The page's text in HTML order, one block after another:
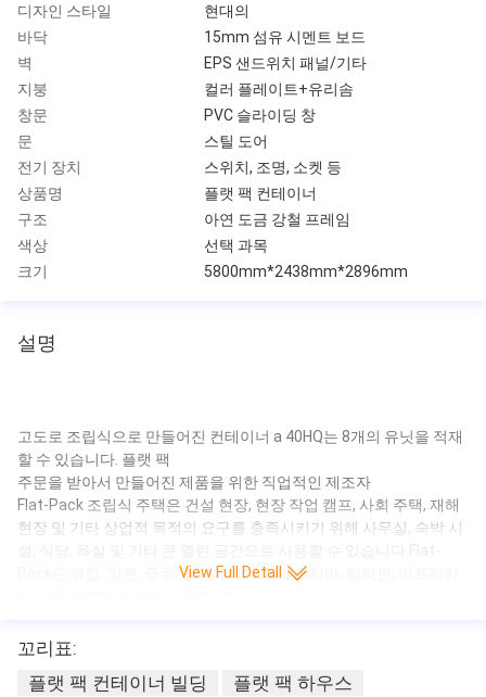
디자인 스타일
현대의
바닥
15mm 섬유 시멘트 보드
벽
EPS 샌드위치 패널/기타
지붕
컬러 플레이트+유리솜
창문
PVC 슬라이딩 창
문
스틸 도어
전기 장치
스위치, 조명, 소켓 등
상품명
플랫 팩 컨테이너
구조
아연 도금 강철 프레임
색상
선택 과목
크기
5800mm*2438mm*2896mm
설명
고도로 조립식으로 만들어진 컨테이너 a 40HQ는 8개의 유닛을 적재
할 수 있습니다. 플랫 팩
주문을 받아서 만들어진 제품을 위한 직업적인 제조자
Flat-Pack 조립식 주택은 건설 현장, 현장 작업 캠프, 사회 주택, 재해
현장 및 기타 상업적 목적의 요구를 충족시키기 위해 사무실, 숙박 시
Pack은 유럽, 일본, 중동, 동남아시아, 말레이시아, 필리핀, 아프리카
플랫 팩 컨테이너의 경우 1 pcs 20GP는 3-4개를 로드할 수 있습니
다.1pcs 40HQ는 6-8개의 단위를 적재할 수 있습니다
사양
View Full Detall
꼬리표:
플랫 팩 컨테이너 빌딩
플랫 팩 하우스